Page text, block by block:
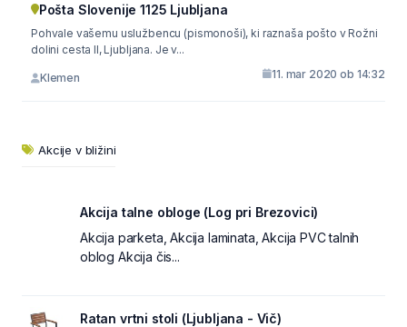
Pošta Slovenije 1125 Ljubljana
Pohvale vašemu uslužbencu (pismonoši), ki raznaša pošto v Rožni
dolini cesta II, Ljubljana. Je v...
Klemen 11. mar 2020 ob 14:32
Akcije v bližini
Akcija talne obloge (Log pri Brezovici)
Akcija parketa, Akcija laminata, Akcija PVC talnih
oblog Akcija čis...
Ratan vrtni stoli (Ljubljana - Vič)